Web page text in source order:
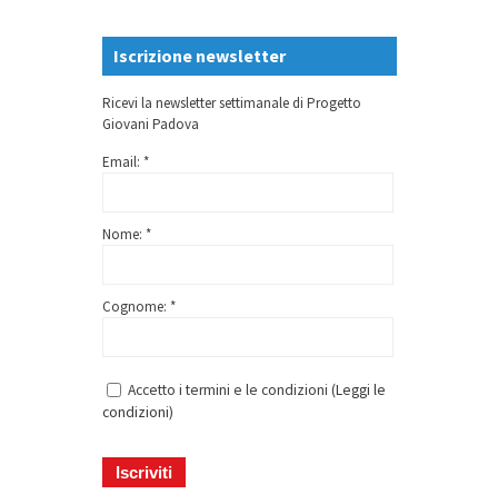
Iscrizione newsletter
Ricevi la newsletter settimanale di Progetto
Giovani Padova
Email: *
Nome: *
Cognome: *
Accetto i termini e le condizioni (Leggi le
condizioni)